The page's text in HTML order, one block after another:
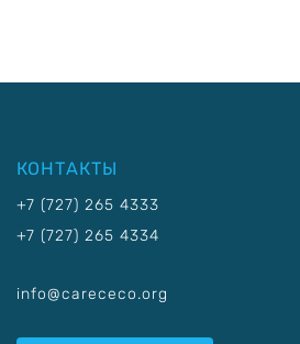
КОНТАКТЫ
+7 (727) 265 4333
+7 (727) 265 4334
info@carececo.org